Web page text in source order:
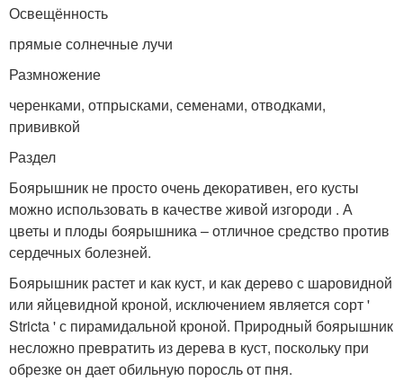
Освещённость
прямые солнечные лучи
Размножение
черенками, отпрысками, семенами, отводками,
прививкой
Раздел
Боярышник не просто очень декоративен, его кусты
можно использовать в качестве живой изгороди . А
цветы и плоды боярышника – отличное средство против
сердечных болезней.
Боярышник растет и как куст, и как дерево с шаровидной
или яйцевидной кроной, исключением является сорт '
Strictа ' с пирамидальной кроной. Природный боярышник
несложно превратить из дерева в куст, поскольку при
обрезке он дает обильную поросль от пня.